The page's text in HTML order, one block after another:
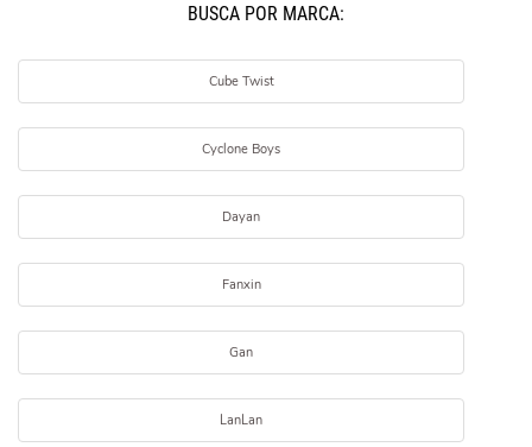
BUSCÁ POR MARCA:
Cube Twist
Cyclone Boys
Dayan
Fanxin
Gan
LanLan